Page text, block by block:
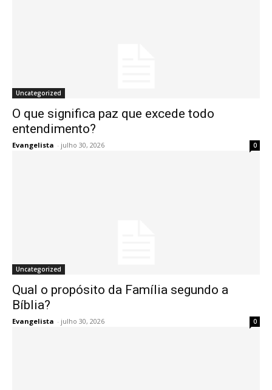
Uncategorized
O que significa paz que excede todo
entendimento?
Evangelista - julho 30, 2026 0
Uncategorized
Qual o propósito da Família segundo a
Bíblia?
Evangelista - julho 30, 2026 0